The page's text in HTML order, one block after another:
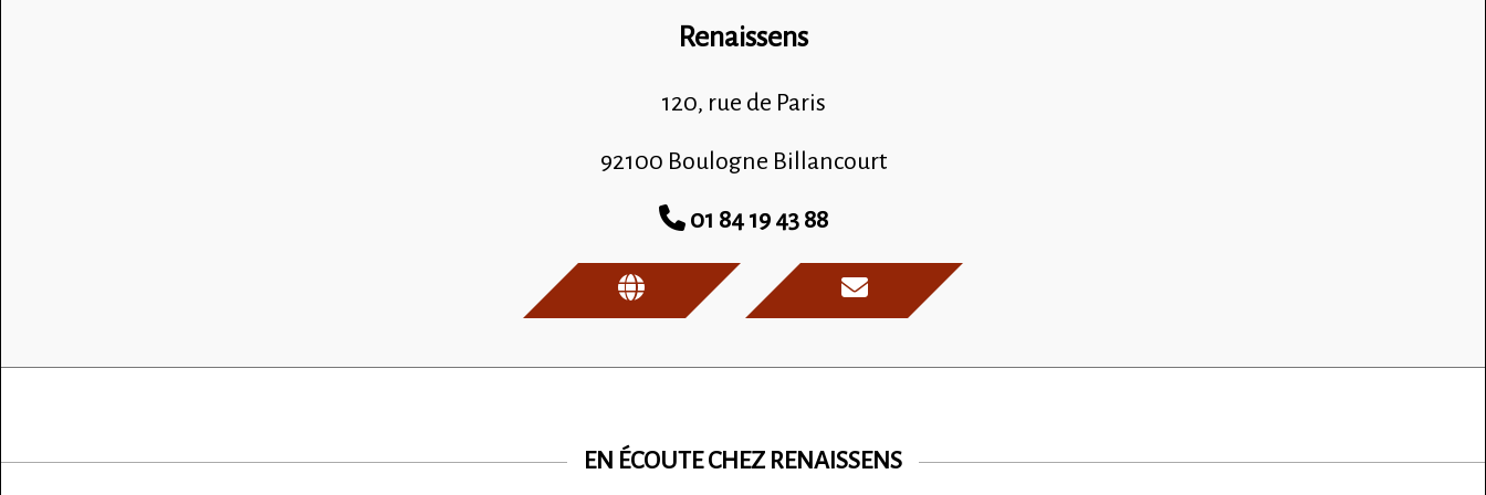
Renaissens
120, rue de Paris
92100 Boulogne Billancourt
01 84 19 43 88
EN ÉCOUTE CHEZ RENAISSENS